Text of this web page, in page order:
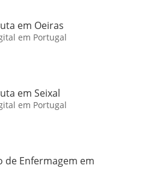
em Oeiras
em Portugal
em Seixal
em Portugal
de Enfermagem em